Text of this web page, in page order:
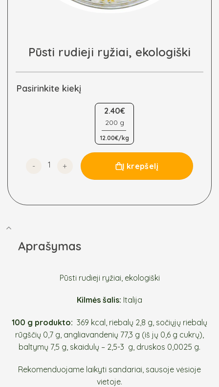
Pūsti rudieji ryžiai, ekologiški
Pasirinkite kiekį
2.40€
200 g
12.00€/kg
produkto kiekis: Pūsti rudieji ryžiai, ekologiški
Į krepšelį
Aprašymas
Pūsti rudieji ryžiai, ekologiški
Kilmės šalis: Italija
100 g produkto: 369 kcal, riebalų 2,8 g, sočiųjų riebalų
rūgščių 0,7 g, angliavandenių 77,3 g (iš jų 0,6 g cukrų),
baltymų 7,5 g, skaidulų – 2,5-3 g, druskos 0,0025 g.
Rekomenduojame laikyti sandariai, sausoje vėsioje
vietoje.